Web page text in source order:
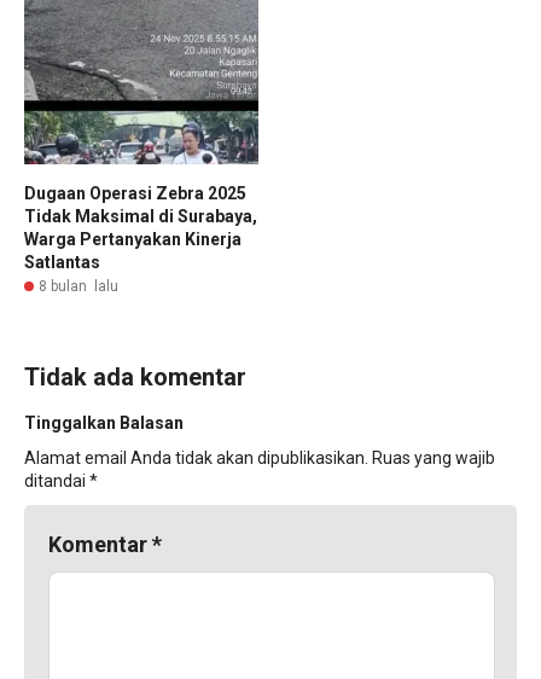
Dugaan Operasi Zebra 2025
Tidak Maksimal di Surabaya,
Warga Pertanyakan Kinerja
Satlantas
8 bulan lalu
Tidak ada komentar
Tinggalkan Balasan
Alamat email Anda tidak akan dipublikasikan. Ruas yang wajib
ditandai *
Komentar*